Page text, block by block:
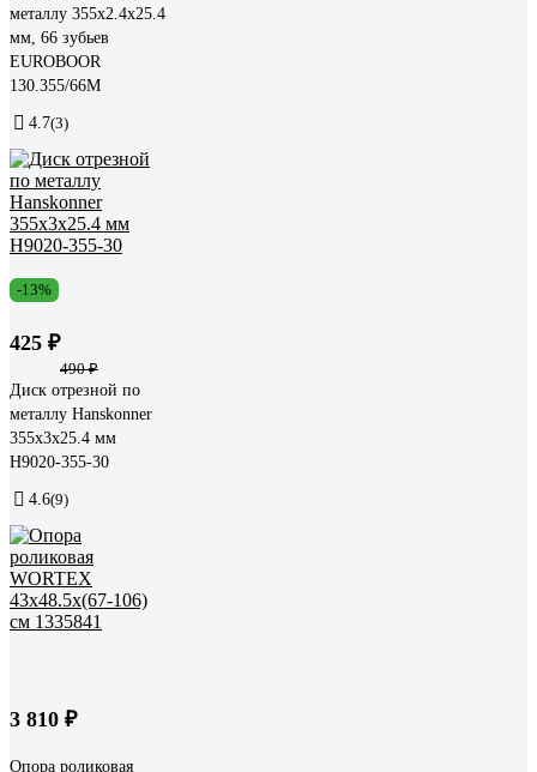
металлу 355х2.4х25.4
мм, 66 зубьев
EUROBOOR
130.355/66M
4.7(3)
-13%
425 ₽
490 ₽
Диск отрезной по
металлу Hanskonner
355x3x25.4 мм
H9020-355-30
4.6(9)
3 810 ₽
Опора роликовая